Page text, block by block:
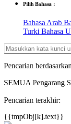
Pilih Bahasa :
Bahasa Arab
Turki Bahasa
Pencarian
SEMUA Pengarang
Pencarian terakhir:
{{tmpObj[k].text}}